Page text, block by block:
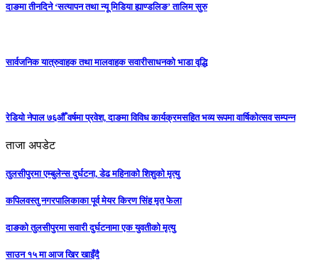
दाङमा तीनदिने ‘सत्यापन तथा न्यू मिडिया ह्याण्डलिङ’ तालिम सुरु
सार्वजनिक यात्रुवाहक तथा मालवाहक सवारीसाधनको भाडा वृद्धि
रेडियो नेपाल ७६औँ वर्षमा प्रवेश, दाङमा विविध कार्यक्रमसहित भव्य रूपमा वार्षिकोत्सव सम्पन्न
ताजा अपडेट
तुलसीपुरमा एम्बुलेन्स दुर्घटना, डेढ महिनाको शिशुको मृत्यु
कपिलवस्तु नगरपालिकाका पूर्व मेयर किरण सिंह मृत फेला
दाङको तुलसीपुरमा सवारी दुर्घटनामा एक युवतीको मृत्यु
साउन १५ मा आज खिर खाइँदै